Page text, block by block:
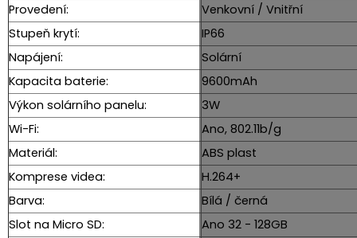
Provedení:
Venkovní / Vnitřní
Stupeň krytí:
IP66
Napájení:
Solární
Kapacita baterie:
9600mAh
Výkon solárního panelu:
3W
Wi-Fi:
Ano, 802.11b/g
Materiál:
ABS plast
Komprese videa:
H.264+
Barva:
Bílá / černá
Slot na Micro SD:
Ano 32 - 128GB